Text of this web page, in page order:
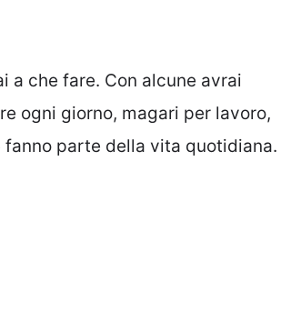
a che fare. Con alcune avrai
ogni giorno, magari per lavoro,
parte della vita quotidiana.